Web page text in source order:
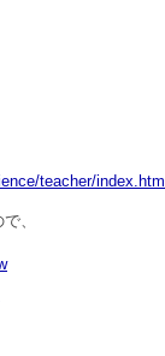
teacher/
、